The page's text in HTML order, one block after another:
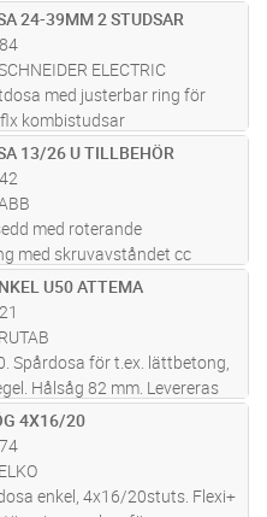
i kundvagn
24-39MM 2 STUDSAR
ELECTRIC
med justerbar ring för
kombistudsar
i kundvagn
13/26 U TILLBEHÖR
med roterande
med skruvavståndet cc
gröna distansringen
(13 mm). Ringen
monteras i dubbelgips
mer
i kundvagn
U50 ATTEMA
RUTAB
Spårdosa för t.ex. lättbetong,
Hålsåg 82 mm. Levereras
graders vridbar ring.
för kombinationsram.
M3 x 20 mm. Knock-
i kundvagn
4X16/20
ELKO
enkel, 4x16/20stuts. Flexi+